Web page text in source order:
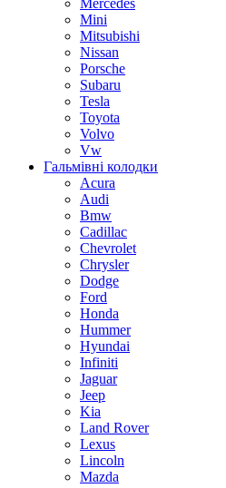
Mercedes
Mini
Mitsubishi
Nissan
Porsche
Subaru
Tesla
Toyota
Volvo
Vw
Гальмівні колодки
Acura
Audi
Bmw
Cadillac
Chevrolet
Chrysler
Dodge
Ford
Honda
Hummer
Hyundai
Infiniti
Jaguar
Jeep
Kia
Land Rover
Lexus
Lincoln
Mazda